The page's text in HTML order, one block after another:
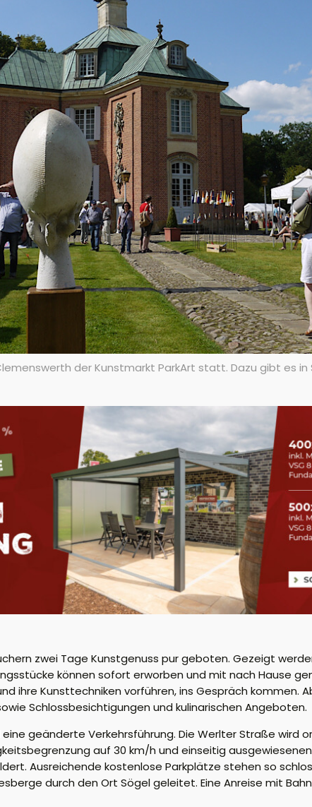
der Kunstmarkt ParkArt statt. Dazu gibt es
zwei Tage Kunstgenuss pur geboten. Gezeigt
können sofort erworben und mit nach Hause
ihre Kunsttechniken vorführen, ins Gespräch kommen.
sowie Schlossbesichtigungen und kulinarischen Angeboten.
geänderte Verkehrsführung. Die Werlter Straße wird
auf 30 km/h und einseitig
Ausreichende kostenlose Parkplätze stehen so
durch den Ort Sögel geleitet. Eine Anreise mit Bahn